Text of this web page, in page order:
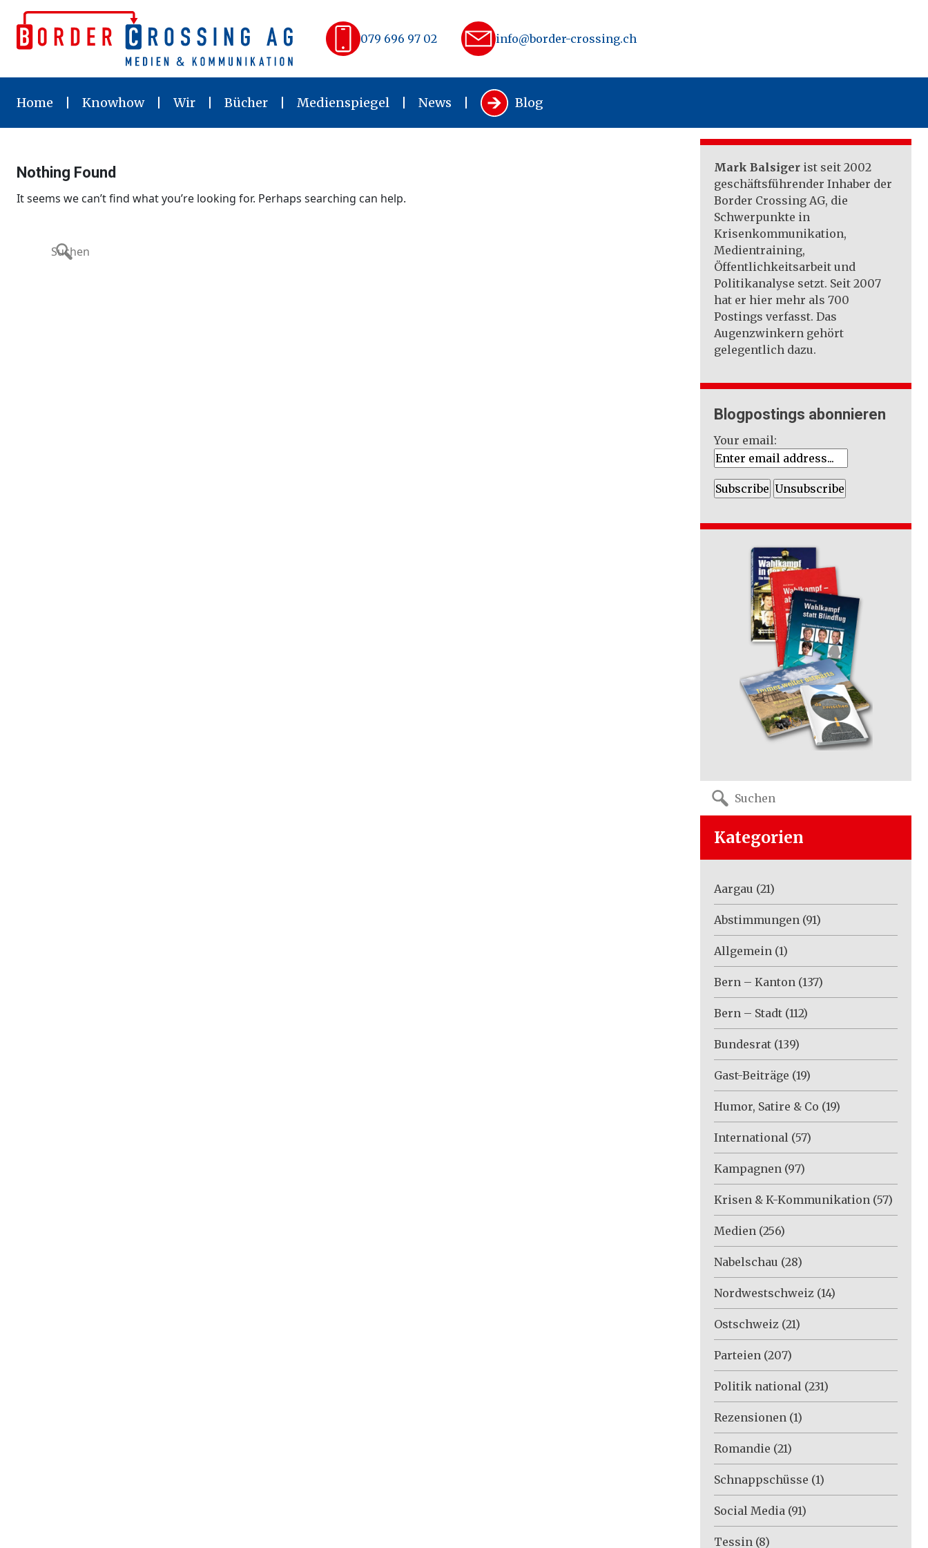
content
079 696 97 02 info@border-crossing.ch
Home Knowhow Wir Bücher Medienspiegel News Blog
Nothing Found
It seems we can’t find what you’re looking for. Perhaps searching can help.
Mark Balsiger ist seit 2002
geschäftsführender Inhaber der
Border Crossing AG, die
Schwerpunkte in
Krisenkommunikation,
Medientraining,
Öffentlichkeitsarbeit und
Politikanalyse setzt. Seit 2007
hat er hier mehr als 700
Postings verfasst. Das
Augenzwinkern gehört
gelegentlich dazu.
Blogpostings abonnieren
Your email:
Search
for:
Kategorien
Aargau (21)
Abstimmungen (91)
Allgemein (1)
Bern – Kanton (137)
Bern – Stadt (112)
Bundesrat (139)
Gast-Beiträge (19)
Humor, Satire & Co (19)
International (57)
Kampagnen (97)
Krisen & K-Kommunikation (57)
Medien (256)
Nabelschau (28)
Nordwestschweiz (14)
Ostschweiz (21)
Parteien (207)
Politik national (231)
Rezensionen (1)
Romandie (21)
Schnappschüsse (1)
Social Media (91)
Tessin (8)